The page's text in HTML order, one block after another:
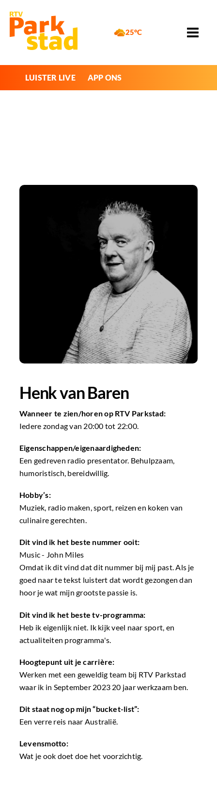
25°C
LUISTER LIVE APP ONS
Henk van Baren
Wanneer te zien/horen op RTV Parkstad:
Iedere zondag van 20:00 tot 22:00.
Eigenschappen/eigenaardigheden:
Een gedreven radio presentator. Behulpzaam,
humoristisch, bereidwillig.
Hobby’s:
Muziek, radio maken, sport, reizen en koken van
culinaire gerechten.
Dit vind ik het beste nummer ooit:
Music - John Miles
Omdat ik dit vind dat dit nummer bij mij past. Als je
goed naar te tekst luistert dat wordt gezongen dan
hoor je wat mijn grootste passie is.
Dit vind ik het beste tv-programma:
Heb ik eigenlijk niet. Ik kijk veel naar sport, en
actualiteiten programma's.
Hoogtepunt uit je carrière:
Werken met een geweldig team bij RTV Parkstad
waar ik in September 2023 20 jaar werkzaam ben.
Dit staat nog op mijn “bucket-list”:
Een verre reis naar Australië.
Levensmotto:
Wat je ook doet doe het voorzichtig.